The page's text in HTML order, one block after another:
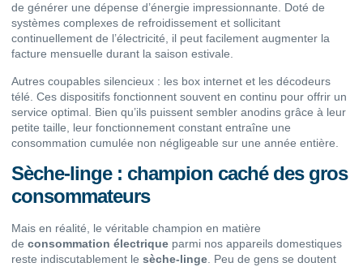
de générer une dépense d’énergie impressionnante. Doté de
systèmes complexes de refroidissement et sollicitant
continuellement de l’électricité, il peut facilement augmenter la
facture mensuelle durant la saison estivale.
Autres coupables silencieux : les box internet et les décodeurs
télé. Ces dispositifs fonctionnent souvent en continu pour offrir un
service optimal. Bien qu’ils puissent sembler anodins grâce à leur
petite taille, leur fonctionnement constant entraîne une
consommation cumulée non négligeable sur une année entière.
Sèche-linge : champion caché des gros
consommateurs
Mais en réalité, le véritable champion en matière
de consommation électrique parmi nos appareils domestiques
reste indiscutablement le sèche-linge. Peu de gens se doutent